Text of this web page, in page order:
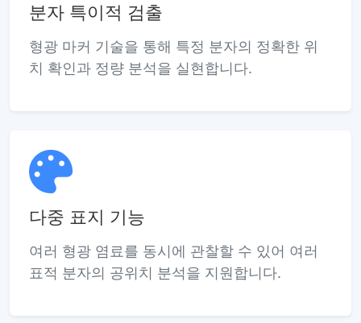
분자 특이적 검출
형광 마커 기술을 통해 특정 분자의 정확한 위
치 확인과 정량 분석을 실현합니다.
다중 표지 기능
여러 형광 염료를 동시에 관찰할 수 있어 여러
표적 분자의 공위치 분석을 지원합니다.